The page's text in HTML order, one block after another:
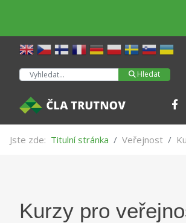
Hledat Hledat
Jste zde: Titulní stránka Veřejnost
Kurzy pro